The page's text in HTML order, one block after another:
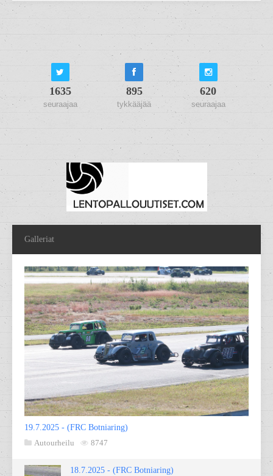
1635
seuraajaa
895
tykkääjää
620
seuraajaa
Galleriat
19.7.2025 - (FRC Botniaring)
Autourheilu
8747
18.7.2025 - (FRC Botniaring)